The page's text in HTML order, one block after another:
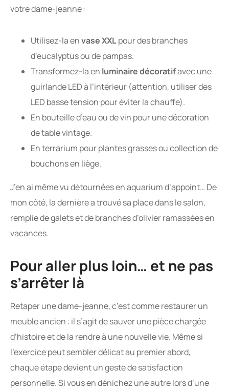
votre dame-jeanne :
Utilisez-la envase XXLpour des branches
d’eucalyptus ou de pampas.
Transformez-la en luminaire décoratifavec une
guirlande LED à l’intérieur (attention, utiliser des
LED basse tension pour éviter la chauffe).
En bouteille d’eau ou de vin pour une décoration
de table vintage.
En terrarium pour plantes grasses ou collection de
bouchons en liège.
J’en ai même vu détournées en aquarium d’appoint… De
mon côté, la dernière a trouvé sa place dans le salon,
remplie de galets et de branches d’olivier ramassées en
vacances.
Pour aller plus loin… et ne pas
s’arrêter là
Retaper une dame-jeanne, c’est comme restaurer un
meuble ancien : il s’agit de sauver une pièce chargée
d’histoire et de la rendre à une nouvelle vie. Même si
l’exercice peut sembler délicat au premier abord,
chaque étape devient un geste de satisfaction
personnelle. Si vous en dénichez une autre lors d’une